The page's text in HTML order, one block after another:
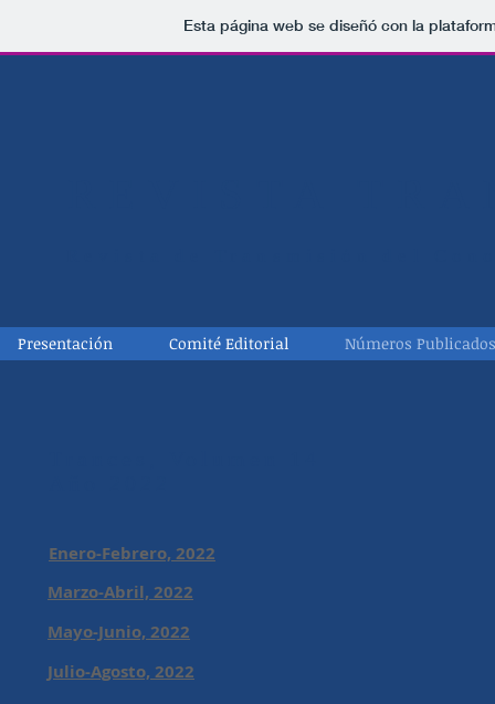
Esta página web se diseñó con la
Presentación Comité Editorial Números Publicados
Enero-Febrero, 2022
Marzo-Abril, 2022
Mayo-Junio, 2022
Julio-Agosto, 2022